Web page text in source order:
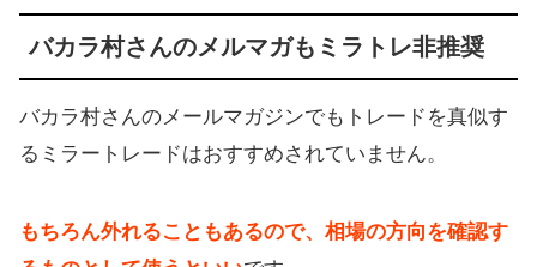
バカラ村さんのメルマガもミラトレ非推奨
バカラ村さんのメールマガジンでもトレードを真似す
るミラートレードはおすすめされていません。
もちろん外れることもあるので、相場の方向を確認す